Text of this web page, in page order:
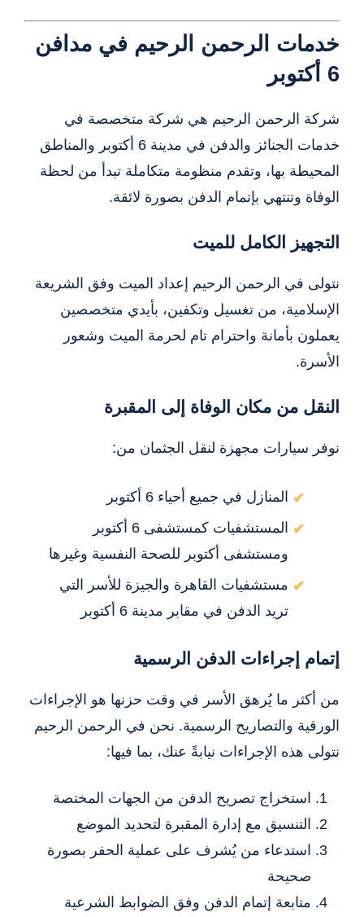
خدمات الرحمن الرحيم في مدافن
6 أكتوبر
شركة الرحمن الرحيم هي شركة متخصصة في
خدمات الجنائز والدفن في مدينة 6 أكتوبر والمناطق
المحيطة بها، وتقدم منظومة متكاملة تبدأ من لحظة
الوفاة وتنتهي بإتمام الدفن بصورة لائقة.
التجهيز الكامل للميت
نتولى في الرحمن الرحيم إعداد الميت وفق الشريعة
الإسلامية، من تغسيل وتكفين، بأيدي متخصصين
يعملون بأمانة واحترام تام لحرمة الميت وشعور
الأسرة.
النقل من مكان الوفاة إلى المقبرة
نوفر سيارات مجهزة لنقل الجثمان من:
المنازل في جميع أحياء 6 أكتوبر
المستشفيات كمستشفى 6 أكتوبر
ومستشفى أكتوبر للصحة النفسية وغيرها
مستشفيات القاهرة والجيزة للأسر التي
تريد الدفن في مقابر مدينة 6 أكتوبر
إتمام إجراءات الدفن الرسمية
من أكثر ما يُرهق الأسر في وقت حزنها هو الإجراءات
الورقية والتصاريح الرسمية. نحن في الرحمن الرحيم
نتولى هذه الإجراءات نيابةً عنك، بما فيها:
استخراج تصريح الدفن من الجهات المختصة
التنسيق مع إدارة المقبرة لتحديد الموضع
استدعاء من يُشرف على عملية الحفر بصورة
صحيحة
متابعة إتمام الدفن وفق الضوابط الشرعية